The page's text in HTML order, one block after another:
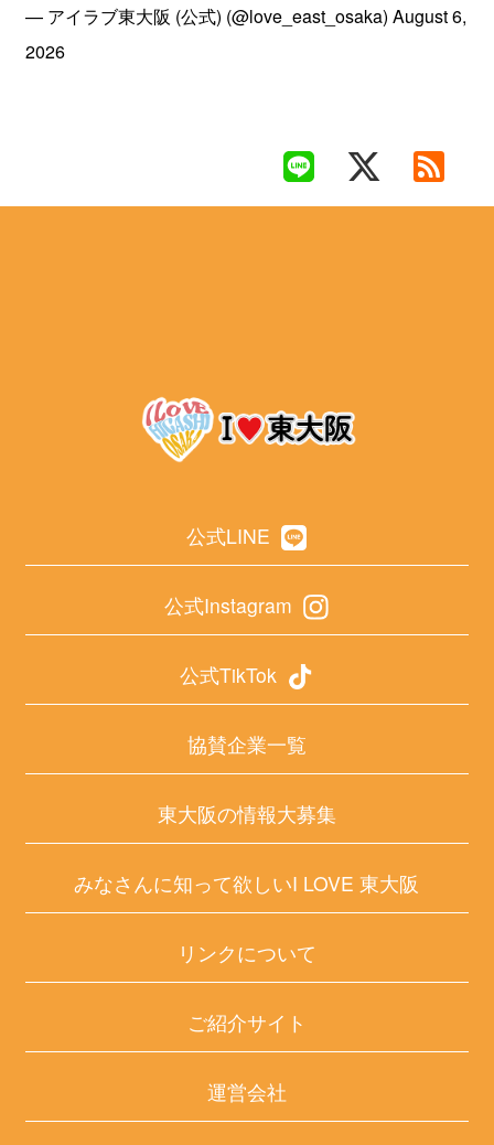
— アイラブ東大阪 (公式) (@love_east_osaka)August 6,
2026
公式LINE
公式Instagram
公式TikTok
協賛企業一覧
東大阪の情報大募集
みなさんに知って欲しいI LOVE 東大阪
リンクについて
ご紹介サイト
運営会社